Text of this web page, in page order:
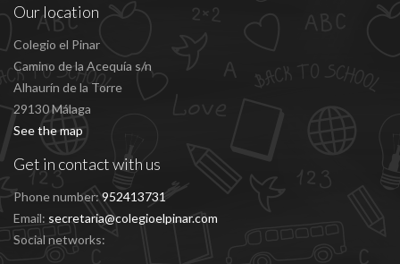
Our location
Colegio el Pinar
Camino de la Acequía s/n
Alhaurín de la Torre
29130 Málaga
See the map
Get in contact with us
Phone number: 952413731
Email: secretaria@colegioelpinar.com
Social networks: